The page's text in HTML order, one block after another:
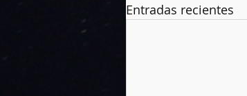
Entradas recientes